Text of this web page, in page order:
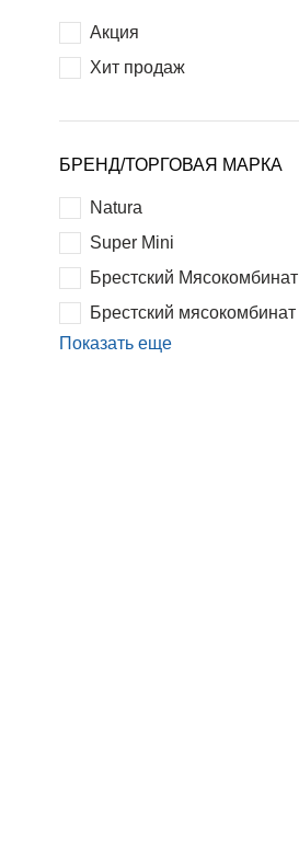
Акция
Хит продаж
БРЕНД/ТОРГОВАЯ МАРКА
Natura
Super Mini
Брестский Мясокомбинат
Брестский мясокомбинат
Показать еще